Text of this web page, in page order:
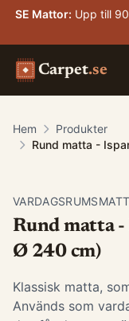
SE Mattor: Upp till
Carpet.se
Hem
Produkter
Rund matta -
Rund matta
Ø 240 cm)
Klassisk matta,
Används som